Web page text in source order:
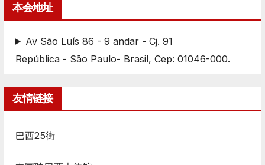
本会地址
Av São Luís 86 - 9 andar - Cj. 91
República - São Paulo- Brasil, Cep: 01046-000.
友情链接
巴西25街